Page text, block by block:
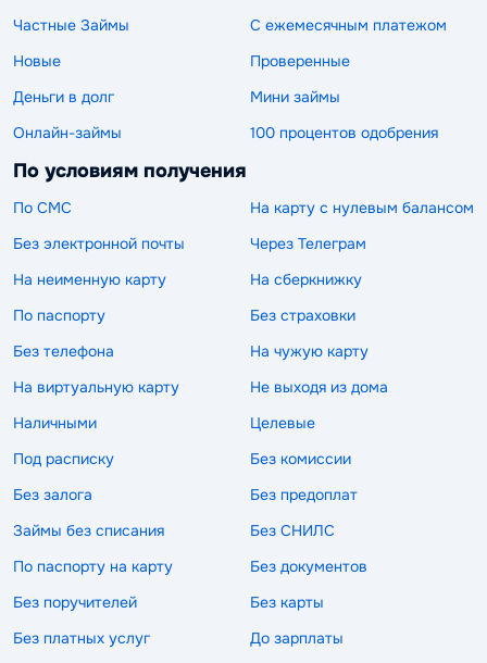
Частные Займы
С ежемесячным платежом
Новые
Проверенные
Деньги в долг
Мини займы
Онлайн-займы
100 процентов одобрения
По условиям получения
По СМС
На карту с нулевым балансом
Без электронной почты
Через Телеграм
На неименную карту
На сберкнижку
По паспорту
Без страховки
Без телефона
На чужую карту
На виртуальную карту
Не выходя из дома
Наличными
Целевые
Под расписку
Без комиссии
Без залога
Без предоплат
Займы без списания
Без СНИЛС
По паспорту на карту
Без документов
Без поручителей
Без карты
Без платных услуг
До зарплаты